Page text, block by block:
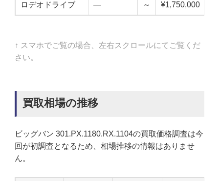
ロデオドライブ — ～ ¥1,750,000
↑ スマホでご覧の場合、左右スクロールにてご覧くだ
さい。
買取相場の推移
ビッグバン 301.PX.1180.RX.1104の買取価格調査は今
回が初調査となるため、相場推移の情報はありませ
ん。